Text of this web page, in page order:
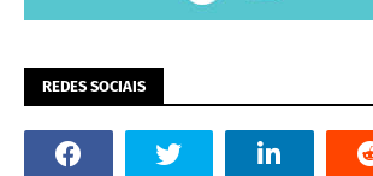
REDES SOCIAIS